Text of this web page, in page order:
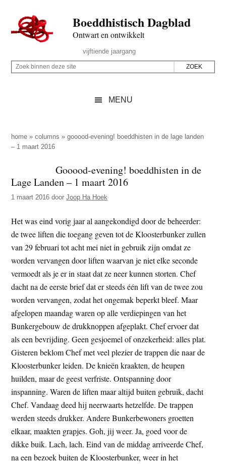
naar
de
inhoud
secondary
naar
de
sidebar
naar
de
Boeddhistisch Dagblad
Ontwart en ontwikkelt
Rechts
vijftiende jaargang
Z
p
d
z
e
i
t
e
Z
i
n
n
d
z
e
s
i
t
e
MENU
home »columns »gooood-evening! boeddhisten in de lage landen
– 1 maart 2016
Gooood-evening! boeddhisten in de
Lage Landen – 1 maart 2016
1 maart 2016 doorJoop Ha Hoek
Het was eind vorig jaar al aangekondigd door de beheerder:
de twee liften die toegang geven tot de Kloosterbunker zullen
van 29 februari tot acht mei niet in gebruik zijn omdat ze
worden vervangen door liften waarvan je niet elke seconde
vermoedt als je er in staat dat ze neer kunnen storten. Chef
dacht na de eerste brief dat er steeds één lift van de twee zou
worden vervangen, zodat het ongemak beperkt bleef. Maar
afgelopen maandag waren op alle verdiepingen van het
Bunkergebouw de drukknoppen afgeplakt. Chef ervoer dat
als een bevrijding. Geen gesjoemel of onzekerheid: alles plat.
Gisteren beklom Chef met veel plezier de trappen die naar de
Kloosterbunker leiden. De knieën kraakten, de heupen
huilden, maar de geest verfriste. Ontspanning door
inspanning. Waren de liften maar altijd buiten gebruik, dacht
Chef. Vandaag deed hij neerwaarts hetzelfde. De trappen
werden steeds drukker. Andere Bunkerbewoners groetten
elkaar, maakten grapjes. Goh, jij weer. Ja, goed voor de
dikke buik. Lach, lach. Eind van de middag arriveerde Chef,
na een bezoek buiten de Kloosterbunker, weer in het